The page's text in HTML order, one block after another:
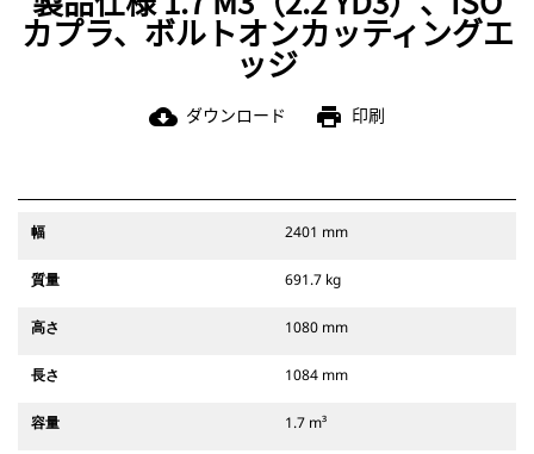
カプラ、ボルトオンカッティングエ
ッジ
cloud_download ダウンロード print 印刷
幅 2401 mm
質量 691.7 kg
高さ 1080 mm
長さ 1084 mm
容量 1.7 m³